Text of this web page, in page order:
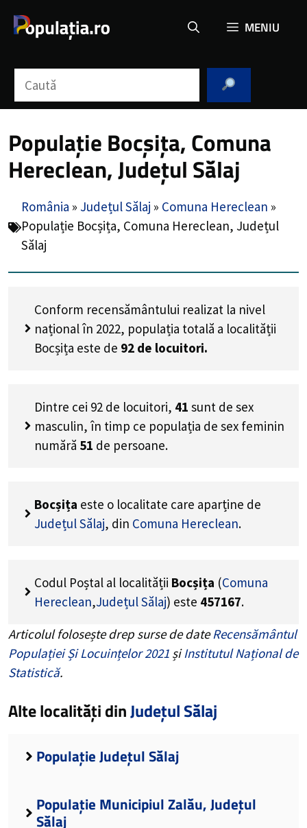
MENIU
Populație Bocșița, Comuna
Hereclean, Județul Sălaj
România » Județul Sălaj » Comuna Hereclean »
Populație Bocșița, Comuna Hereclean, Județul
Sălaj
Conform recensământului realizat la nivel
național în 2022, populația totală a localității
Bocșița este de 92 de locuitori.
Dintre cei 92 de locuitori, 41 sunt de sex
masculin, în timp ce populația de sex feminin
numără 51 de persoane.
Bocșița este o localitate care aparține de
Județul Sălaj, din Comuna Hereclean.
Codul Poștal al localității Bocșița (Comuna
Hereclean,Județul Sălaj) este 457167.
Articolul folosește drep surse de dateRecensământul
Populației Și Locuințelor 2021 șiInstitutul Național de
Statistică.
Alte localități dinJudețul Sălaj
Populație Județul Sălaj
Populație Municipiul Zalău, Județul
Sălaj